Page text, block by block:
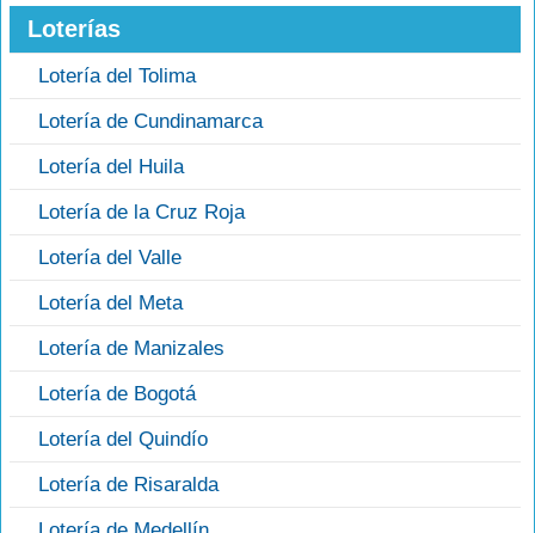
Loterías
Lotería del Tolima
Lotería de Cundinamarca
Lotería del Huila
Lotería de la Cruz Roja
Lotería del Valle
Lotería del Meta
Lotería de Manizales
Lotería de Bogotá
Lotería del Quindío
Lotería de Risaralda